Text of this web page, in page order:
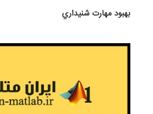
بهبود مهارت شنيداري